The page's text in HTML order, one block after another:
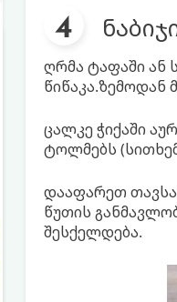
ღრმა ტაფაში ან
ცალკე ჭიქაში
ტოლმებს
დააფარეთ
წუთის
შესქელდება.